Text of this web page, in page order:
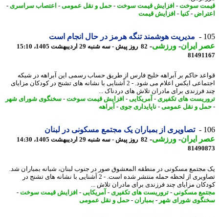
سوخت-افزایش قیمت سوخت-حمل و نقل عمومی-اعتصاب سراسری-
-کنیا-افزایش قیمت
مدیریت هوشمند تنگه هرمز در حال انجام است
ایران- ورزشی-82 روز پیش - سه شنبه 29 اردیبهشت 1405، 15:10
حاکم بر آبراهه خلیج فارس از طریق حساب رسمی این آبراهه در شبکه
اجتماعی ایکس اعلام می شود. - 2 آشنایی با نشانه های تشنج در کودکان مزایای
فرزندی برای مادران تلاش های دردناک ...
های تکفیری- آمریکایی-افزایش قیمت سوخت-سخنگوی شورای شهر
و نقل عمومی-ناپایداری جوی-آبراهه
تصاویری از بمباران یک مجتمع مسکونی در لبنان
ایران- ورزشی-82 روز پیش - سه شنبه 29 اردیبهشت 1405، 14:30
مسکونی در منطقه المعشوق صور در جنوب لبنان، شبانه بمباران شد.
تصاویری از لحظه حمله منتشر شده است. - 2 آشنایی با نشانه های تشنج در
مزایای چند فرزندی برای مادران تلاش ...
مسکونی-تروریست های تکفیری- آمریکایی-افزایش قیمت سوخت-
شورای شهر -بمباران- حمل و نقل عمومی